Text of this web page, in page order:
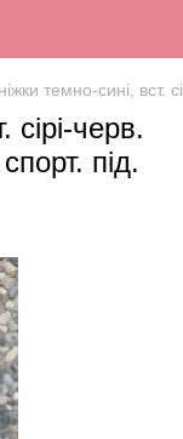
темно-сині, вст.
сірі-черв.
під.